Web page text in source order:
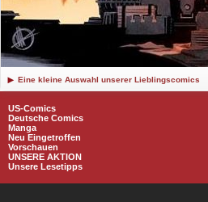
Eine kleine Auswahl unserer Lieblingscomics
US-Comics
Deutsche Comics
Manga
Neu Eingetroffen
Vorschauen
UNSERE AKTION
Unsere Lesetipps